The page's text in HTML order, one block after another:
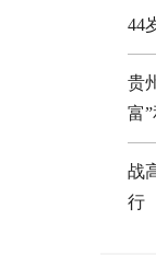
44
贵
富
战
行